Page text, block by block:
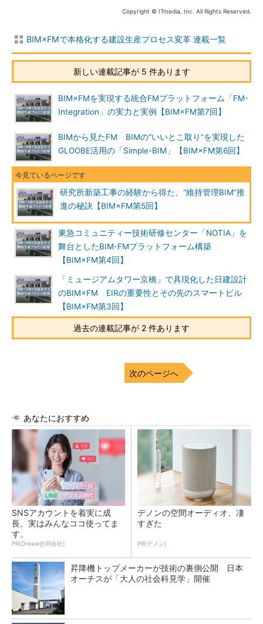
Copyright © ITmedia, Inc. All Rights Reserved.
BIM×FMで本格化する建設生産プロセス変革 連載一覧
新しい連載記事が 5 件あります
BIM×FMを実現する統合FMプラットフォーム「FM-
Integration」の実力と実例【BIM×FM第7回】
BIMから見たFM BIMの“いいとこ取り”を実現した
GLOOBE活用の「Simple-BIM」【BIM×FM第6回】
研究所新築工事の経験から得た、“維持管理BIM”推
進の秘訣【BIM×FM第5回】
東急コミュニティー技術研修センター「NOTIA」を
舞台としたBIM-FMプラットフォーム構築
【BIM×FM第4回】
「ミュージアムタワー京橋」で具現化した日建設計
のBIM×FM EIRの重要性とその先のスマートビル
【BIM×FM第3回】
過去の連載記事が 2 件あります
次のページへ
あなたにおすすめ
SNSアカウントを着実に成
長。実はみんなココ使ってま
す。
PR(Dreaw合同会社)
デノンの空間オーディオ、凄
すぎた
PR(デノン)
昇降機トップメーカーが技術の裏側公開 日本
オーチスが「大人の社会科見学」開催